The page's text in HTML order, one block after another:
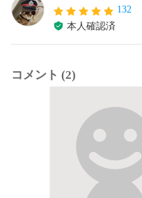
132
本人確認済
コメント (2)